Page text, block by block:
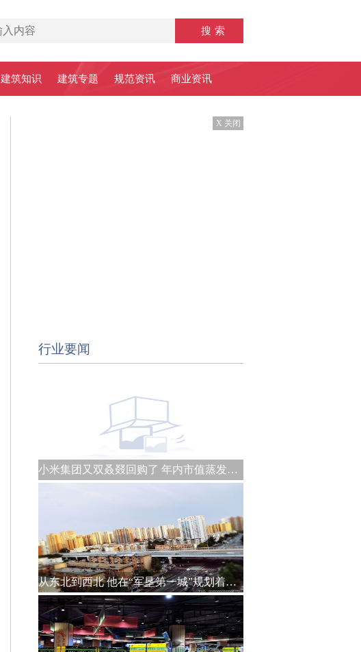
建筑知识 建筑专题 规范资讯 商业资讯
X 关闭
行业要闻
小米集团又双叒叕回购了 年内市值蒸发约1990亿港元
从东北到西北 他在“军垦第一城”规划着城建未来